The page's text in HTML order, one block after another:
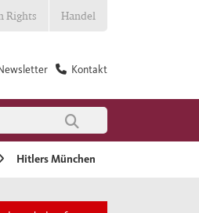
Rights Handel
Kontakt
Hitlers München